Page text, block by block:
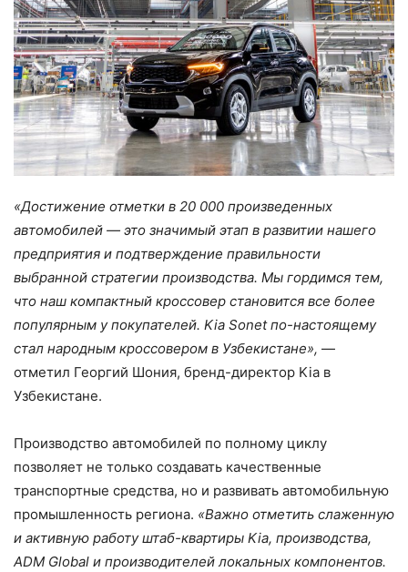
«Достижение отметки в 20 000 произведенных
автомобилей — это значимый этап в развитии нашего
предприятия и подтверждение правильности
выбранной стратегии производства. Мы гордимся тем,
что наш компактный кроссовер становится все более
популярным у покупателей. Kia Sonet по-настоящему
стал народным кроссовером в Узбекистане», —
отметил Георгий Шония, бренд-директор Kia в
Узбекистане.
Производство автомобилей по полному циклу
позволяет не только создавать качественные
транспортные средства, но и развивать автомобильную
промышленность региона. «Важно отметить слаженную
и активную работу штаб-квартиры Kia, производства,
ADM Global и производителей локальных компонентов.